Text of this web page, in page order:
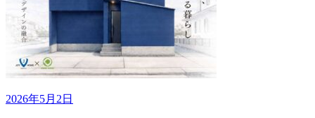
2026年5月2日